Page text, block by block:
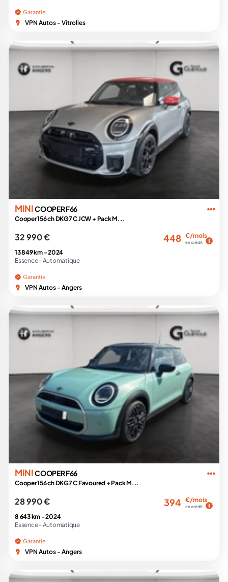
Garantie
VPN Autos - Vitrolles
MINICOOPER F66
Cooper 156 ch DKG7 C JCW + Pack M...
32 990 € 448 €/mois
en crédit
13 849 km -2024
Essence - Automatique
Garantie
VPN Autos - Angers
MINICOOPER F66
Cooper 156 ch DKG7 C Favoured + Pack M...
28 990 € 394 €/mois
en crédit
8 643 km -2024
Essence - Automatique
Garantie
VPN Autos - Angers